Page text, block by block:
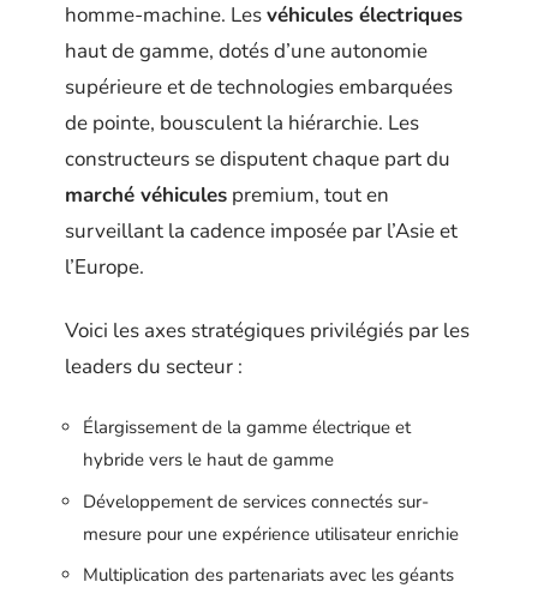
homme-machine. Lesvéhicules électriques
haut de gamme, dotés d’une autonomie
supérieure et de technologies embarquées
de pointe, bousculent la hiérarchie. Les
constructeurs se disputent chaque part du
marché véhicules premium, tout en
surveillant la cadence imposée par l’Asie et
l’Europe.
Voici les axes stratégiques privilégiés par les
leaders du secteur :
Élargissement de la gamme électrique et
hybride vers le haut de gamme
Développement de services connectés sur-
mesure pour une expérience utilisateur enrichie
Multiplication des partenariats avec les géants